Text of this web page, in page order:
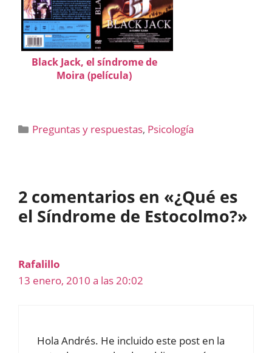
Black Jack, el síndrome de
Moira (película)
Categorías
Preguntas y respuestas, Psicología
2 comentarios en «¿Qué es
el Síndrome de Estocolmo?»
Rafalillo
13 enero, 2010 a las 20:02
Hola Andrés. He incluido este post en la